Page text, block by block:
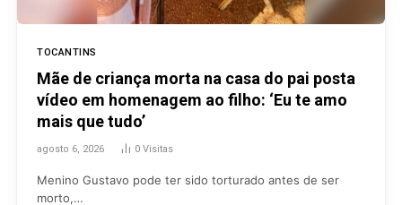
TOCANTINS
Mãe de criança morta na casa do pai posta
vídeo em homenagem ao filho: ‘Eu te amo
mais que tudo’
agosto 6, 2026 0 Visitas
Menino Gustavo pode ter sido torturado antes de ser
morto,…